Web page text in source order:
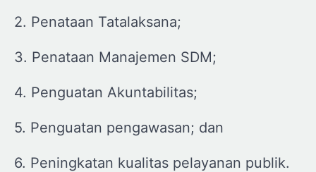
2. Penataan Tatalaksana;
3. Penataan Manajemen SDM;
4. Penguatan Akuntabilitas;
5. Penguatan pengawasan; dan
6. Peningkatan kualitas pelayanan publik.